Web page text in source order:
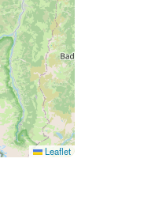
Leaflet